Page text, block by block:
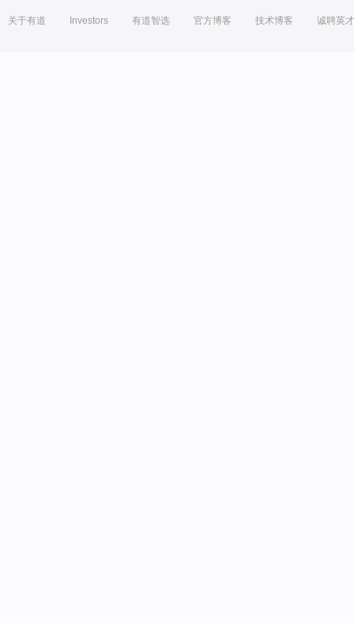
关于有道 Investors 有道智选 官方博客 技术博客 诚聘英才